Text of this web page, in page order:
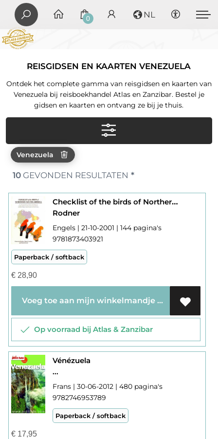
0 NL
REISGIDSEN EN KAARTEN VENEZUELA
Ontdek het complete gamma van reisgidsen en kaarten van
Venezuela bij reisboekhandel Atlas en Zanzibar. Bestel je
gidsen en kaarten en ontvang ze bij je thuis.
Venezuela
10GEVONDEN RESULTATEN *
Checklist of the birds of Northern south - america
Rodner
Engels | 21-10-2001 | 144 pagina's
9781873403921
Paperback / softback
€28,90
Voeg toe aan mijn winkelmandje
Op voorraad bij Atlas & Zanzibar
Vénézuela
...
Frans | 30-06-2012 | 480 pagina's
9782746953789
Paperback / softback
€17,95